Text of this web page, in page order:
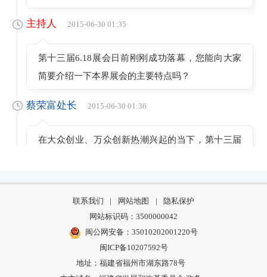
主持人 2015-06-30 01:35
第十三届6.18展会日前刚刚成功落幕，您能向大家
简要介绍一下本界展会的主要特点吗？
蔡荣富处长 2015-06-30 01:36
在大众创业、万众创新热潮兴起的当下，第十三届
第十三届6?18展会于6月17日至21日在福州海峡国际
会展中心举办。5天盛会，参观总人数25.5万人次，
联系我们 | 网站地图 |
隐私保护
网站标识码：3500000042
闽公网安备：35010202001220号
闽ICP备10207592号
地址：福建省福州市湖东路78号